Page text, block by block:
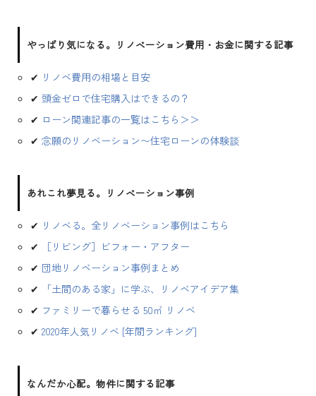
やっぱり気になる。リノベーション費用・お金に関する記事
✔ リノベ費用の相場と目安
✔頭金ゼロで住宅購入はできるの？
✔ ローン関連記事の一覧はこちら＞＞
✔念願のリノベーション〜住宅ローンの体験談
あれこれ夢見る。リノベーション事例
✔ リノベる。全リノベーション事例はこちら
✔
［リビング］ビフォー・アフター
✔ 団地リノベーション事例まとめ
✔
「土間のある家」に学ぶ、リノベアイデア集
✔ ファミリーで暮らせる 50㎡ リノベ
✔2020年人気リノベ [年間ランキング]
なんだか心配。物件に関する記事